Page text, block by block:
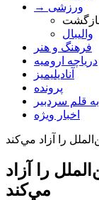
→ ورزشی
والیبال
فرهنگ و هنر
دریاچه ارومیه
آنادیلیمیز
پرونده
به قلم سردبیر
اخبار ویژه
را آزاد مي‌کند
را آزاد
مي‌کند